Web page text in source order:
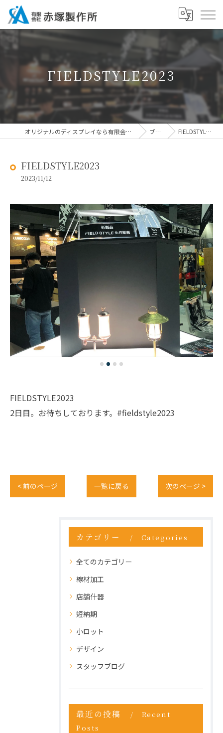
FIELDSTYLE2023
オリジナルのディスプレイなら有限会社赤塚製作所 ブログ FIELDSTYLE2023
FIELDSTYLE2023
2023/11/12
FIELDSTYLE2023
2日目。お待ちしております。#fieldstyle2023
< 前のページ 一覧に戻る 次のページ >
カテゴリー Categories
全てのカテゴリー
線材加工
店舗什器
短納期
小ロット
デザイン
スタッフブログ
最近の投稿
Recent
Posts